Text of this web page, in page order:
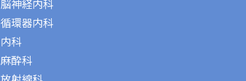
脳神経内科
循環器内科
内科
麻酔科